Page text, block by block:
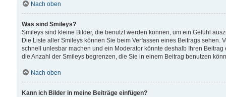
Nach oben
Was sind Smileys?
Smileys sind kleine Bilder, die benutzt werden können, um ein Gefühl
Die Liste aller Smileys können Sie beim Verfassen eines Beitrags
schnell unlesbar machen und ein Moderator könnte deshalb Ihren
die Anzahl der Smileys begrenzen, die Sie in einem Beitrag benutzen
Nach oben
Kann ich Bilder in meine Beiträge einfügen?